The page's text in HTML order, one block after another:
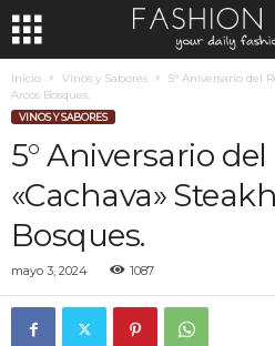
Inicio Vinos y Sabores
5° Aniversario del
Arcos Bosques.
VINOS Y SABORES
5° Aniversario
«Cachava»
Bosques.
mayo 3, 2024 1087